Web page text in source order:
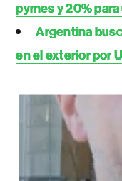
pymes y 20%
Argentina
en el exterior por